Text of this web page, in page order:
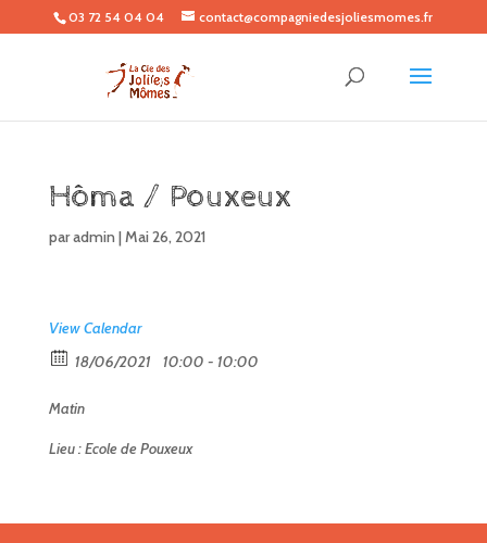
03 72 54 04 04 contact@compagniedesjoliesmomes.fr
Hôma / Pouxeux
paradmin |Mai 26, 2021
View Calendar
18/06/2021
10:00 - 10:00
Matin
Lieu : Ecole de Pouxeux